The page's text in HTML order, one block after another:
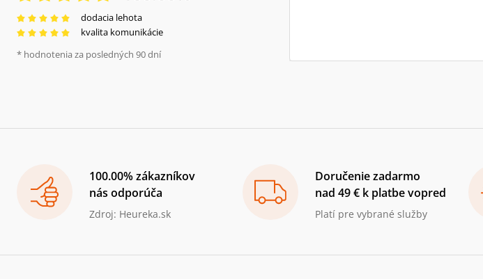
dodacia lehota
kvalita komunikácie
* hodnotenia za posledných 90 dní
100.00% zákazníkov
nás odporúča
Zdroj: Heureka.sk
Doručenie zadarmo
nad 49 € k platbe vopred
Platí pre vybrané služby